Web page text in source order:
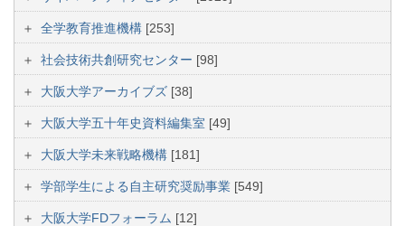
全学教育推進機構 [253]
社会技術共創研究センター [98]
大阪大学アーカイブズ [38]
大阪大学五十年史資料編集室 [49]
大阪大学未来戦略機構 [181]
学部学生による自主研究奨励事業 [549]
大阪大学FDフォーラム [12]